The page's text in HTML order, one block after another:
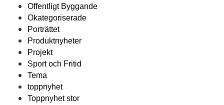
Offentligt Byggande
Okategoriserade
Porträttet
Produktnyheter
Projekt
Sport och Fritid
Tema
toppnyhet
Toppnyhet stor